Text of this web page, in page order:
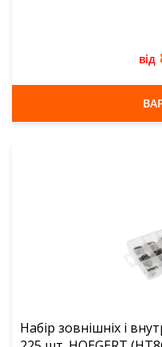
від
Набір зовнішніх і